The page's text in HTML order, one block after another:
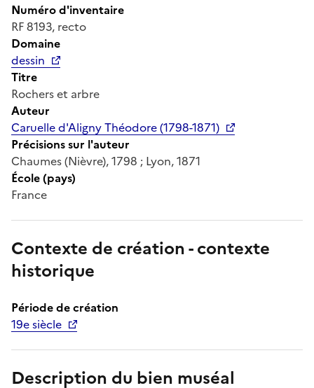
Numéro d'inventaire
RF 8193, recto
Domaine
dessin
Titre
Rochers et arbre
Auteur
Caruelle d'Aligny Théodore (1798-1871)
Précisions sur l'auteur
Chaumes (Nièvre), 1798 ; Lyon, 1871
École (pays)
France
Contexte de création - contexte
historique
Période de création
19e siècle
Description du bien muséal